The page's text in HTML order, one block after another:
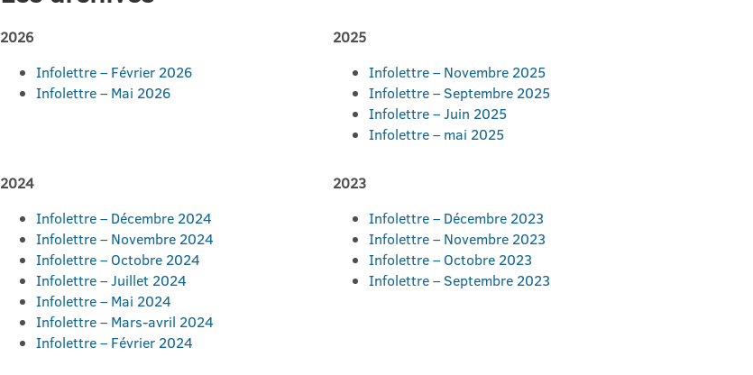
2026
Infolettre – Février 2026
Infolettre – Mai 2026
2025
Infolettre – Novembre 2025
Infolettre – Septembre 2025
Infolettre – Juin 2025
Infolettre – mai 2025
2024
Infolettre – Décembre 2024
Infolettre – Novembre 2024
Infolettre – Octobre 2024
Infolettre – Juillet 2024
Infolettre – Mai 2024
Infolettre – Mars-avril 2024
Infolettre – Février 2024
2023
Infolettre – Décembre 2023
Infolettre – Novembre 2023
Infolettre – Octobre 2023
Infolettre – Septembre 2023